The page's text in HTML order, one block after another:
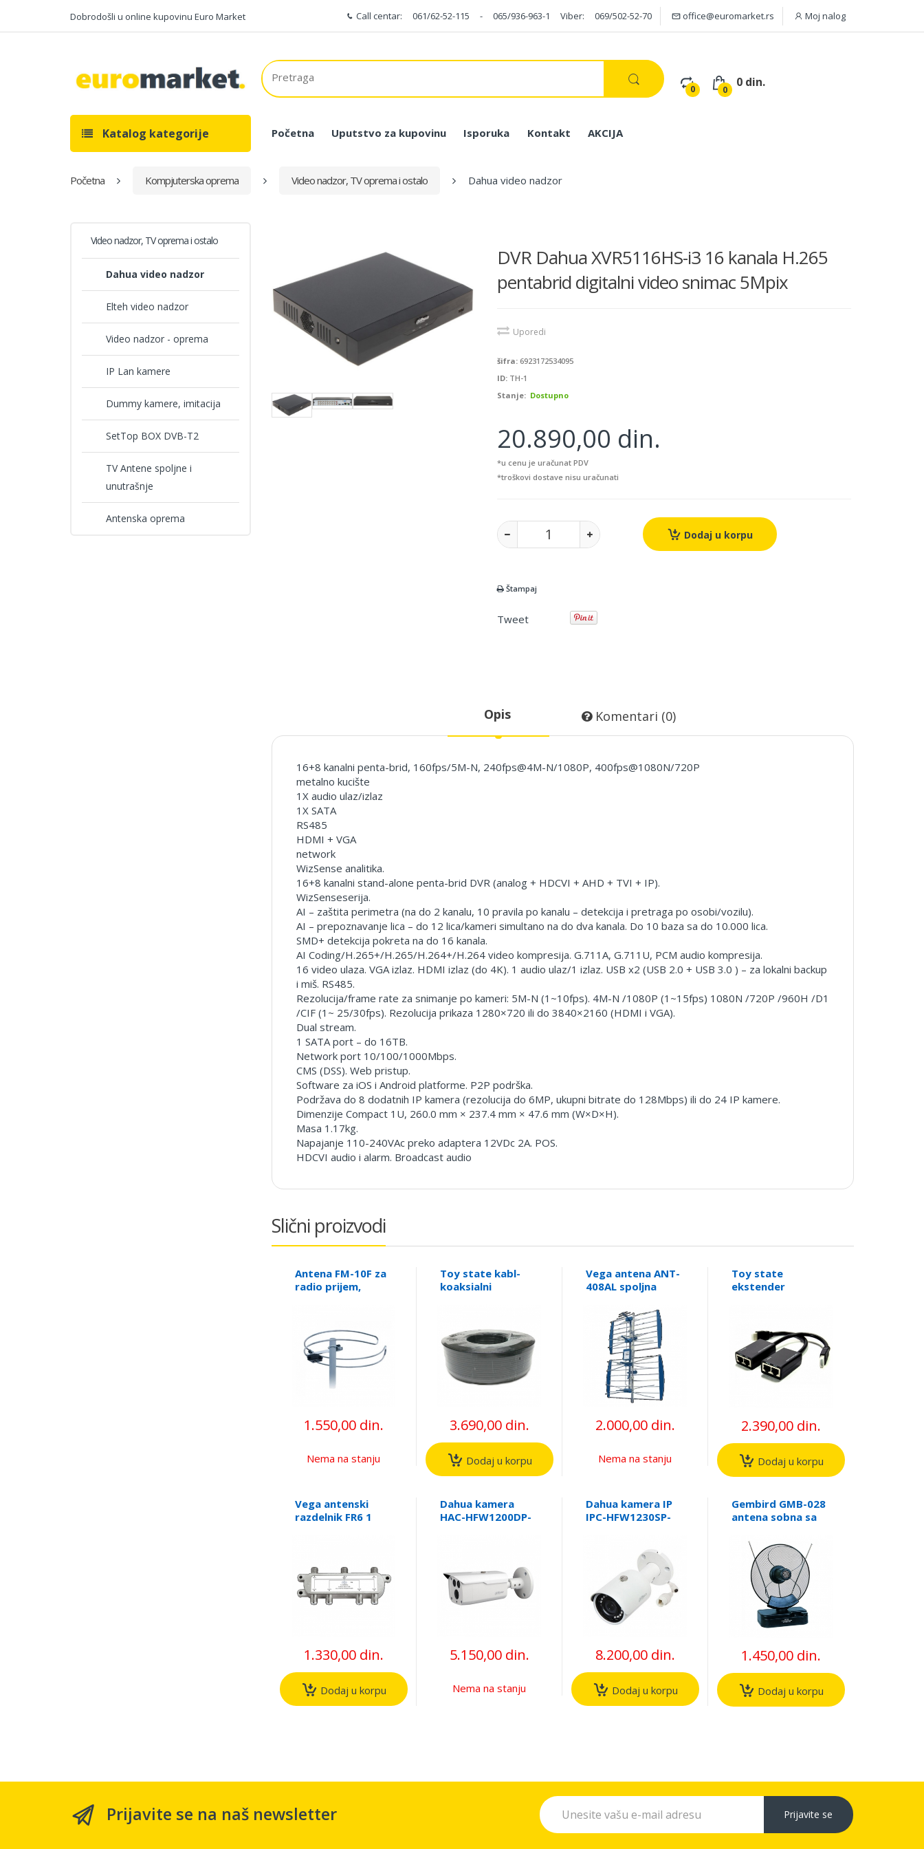
Dobrodošli u online kupovinu Euro Market Call centar: 061/62-52-115 - 065/936-963-1 Viber: 069/502-52-70 office@euromarket.rs Moj nalog
0 0
0 din.
Katalog kategorije Početna Uputstvo za kupovinu Isporuka Kontakt AKCIJA
Početna Kompjuterska oprema Video nadzor, TV oprema i ostalo Dahua video nadzor
Video nadzor, TV oprema i ostalo
Dahua video nadzor
Elteh video nadzor
Video nadzor - oprema
IP Lan kamere
Dummy kamere, imitacija
SetTop BOX DVB-T2
TV Antene spoljne i
unutrašnje
Antenska oprema
DVR Dahua XVR5116HS-i3 16 kanala H.265
pentabrid digitalni video snimac 5Mpix
Uporedi
šifra: 6923172534095
ID: TH-1
Stanje: Dostupno
20.890,00 din.
*u cenu je uračunat PDV
*troškovi dostave nisu uračunati
Dodaj u korpu
Štampaj
Tweet
Opis Komentari (0)
16+8 kanalni penta-brid, 160fps/5M-N, 240fps@4M-N/1080P, 400fps@1080N/720P
metalno kucište
1X audio ulaz/izlaz
1X SATA
RS485
HDMI + VGA
network
WizSense analitika.
16+8 kanalni stand-alone penta-brid DVR (analog + HDCVI + AHD + TVI + IP).
WizSenseserija.
AI – zaštita perimetra (na do 2 kanalu, 10 pravila po kanalu – detekcija i pretraga po osobi/vozilu).
AI – prepoznavanje lica – do 12 lica/kameri simultano na do dva kanala. Do 10 baza sa do 10.000 lica.
SMD+ detekcija pokreta na do 16 kanala.
AI Coding/H.265+/H.265/H.264+/H.264 video kompresija. G.711A, G.711U, PCM audio kompresija.
16 video ulaza. VGA izlaz. HDMI izlaz (do 4K). 1 audio ulaz/1 izlaz. USB x2 (USB 2.0 + USB 3.0 ) – za lokalni backup
i miš. RS485.
Rezolucija/frame rate za snimanje po kameri: 5M-N (1~10fps). 4M-N /1080P (1~15fps) 1080N /720P /960H /D1
/CIF (1~ 25/30fps). Rezolucija prikaza 1280×720 ili do 3840×2160 (HDMI i VGA).
Dual stream.
1 SATA port – do 16TB.
Network port 10/100/1000Mbps.
CMS (DSS). Web pristup.
Software za iOS i Android platforme. P2P podrška.
Podržava do 8 dodatnih IP kamera (rezolucija do 6MP, ukupni bitrate do 128Mbps) ili do 24 IP kamere.
Dimenzije Compact 1U, 260.0 mm × 237.4 mm × 47.6 mm (W×D×H).
Masa 1.17kg.
Napajanje 110-240VAc preko adaptera 12VDc 2A. POS.
HDCVI audio i alarm. Broadcast audio
Slični proizvodi
Antena FM-10F za
radio prijem,
1.550,00 din.
Nema na stanju
Toy state kabl-
koaksialni
3.690,00 din.
Dodaj u korpu
Vega antena ANT-
408AL spoljna
pojačalom, 17-
35db, Alu,
UHF/VHF/DVB-T2
2.000,00 din.
Nema na stanju
Toy state
ekstender
2.390,00 din.
Dodaj u korpu
Vega antenski
razdelnik FR6 1
1.330,00 din.
Dodaj u korpu
Dahua kamera
HAC-HFW1200DP-
ICR diode,
antivandal 3758
5.150,00 din.
Nema na stanju
Dahua kamera IP
IPC-HFW1230SP-
HD ICR, antivandal
metalno kućište
6250
8.200,00 din.
Dodaj u korpu
Gembird GMB-028
antena sobna sa
UHF/VHF, dobit
30dB, diam 31cm,
220v+12V crna
(679)
1.450,00 din.
Dodaj u korpu
Prijavite se na naš newsletter Prijavite se